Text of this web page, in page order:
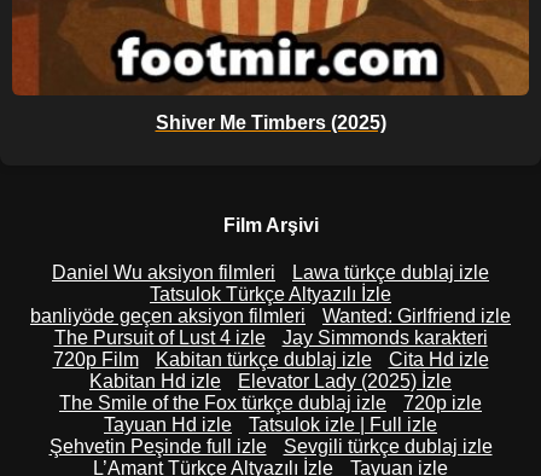
Shiver Me Timbers (2025)
Film Arşivi
Daniel Wu aksiyon filmleri
Lawa türkçe dublaj izle
Tatsulok Türkçe Altyazılı İzle
banliyöde geçen aksiyon filmleri
Wanted: Girlfriend izle
The Pursuit of Lust 4 izle
Jay Simmonds karakteri
720p Film
Kabitan türkçe dublaj izle
Cita Hd izle
Kabitan Hd izle
Elevator Lady (2025) İzle
The Smile of the Fox türkçe dublaj izle
720p izle
Tayuan Hd izle
Tatsulok izle | Full izle
Şehvetin Peşinde full izle
Sevgili türkçe dublaj izle
L’Amant Türkçe Altyazılı İzle
Tayuan izle